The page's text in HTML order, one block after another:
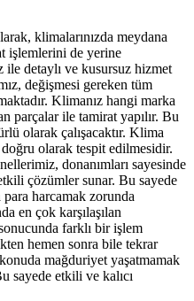
klimalarınızda meydana
işlemlerini de yerine
detaylı ve kusursuz hizmet
değişmesi gereken tüm
Klimanız hangi marka
parçalar ile tamirat yapılır. Bu
olarak çalışacaktır. Klima
doğru olarak tespit edilmesidir.
donanımları sayesinde
çözümler sunar. Bu sayede
para harcamak zorunda
en çok karşılaşılan
farklı bir işlem
hemen sonra bile tekrar
mağduriyet yaşatmamak
sayede etkili ve kalıcı